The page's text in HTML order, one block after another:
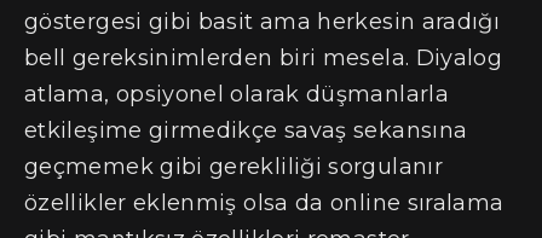
göstergesi gibi basit ama herkesin aradığı
bell gereksinimlerden biri mesela. Diyalog
atlama, opsiyonel olarak düşmanlarla
etkileşime girmedikçe savaş sekansına
geçmemek gibi gerekliliği sorgulanır
özellikler eklenmiş olsa da online sıralama